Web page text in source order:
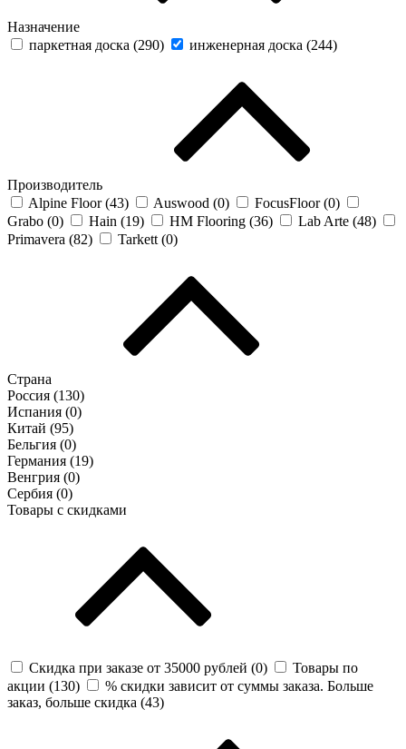
Назначение
паркетная доска (290) инженерная доска (244)
Производитель
Alpine Floor (43) Auswood (0) FocusFloor (0)
Grabo (0) Hain (19) HM Flooring (36) Lab Arte (48)
Primavera (82) Tarkett (0)
Страна
Россия (130)
Испания (0)
Китай (95)
Бельгия (0)
Германия (19)
Венгрия (0)
Сербия (0)
Товары с скидками
Скидка при заказе от 35000 рублей (0)
Товары по
акции (130)
% скидки зависит от суммы заказа. Больше
заказ, больше скидка (43)